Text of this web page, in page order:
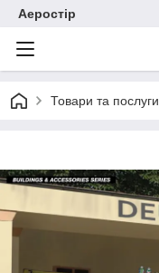
Аеростір
Товари та послуги